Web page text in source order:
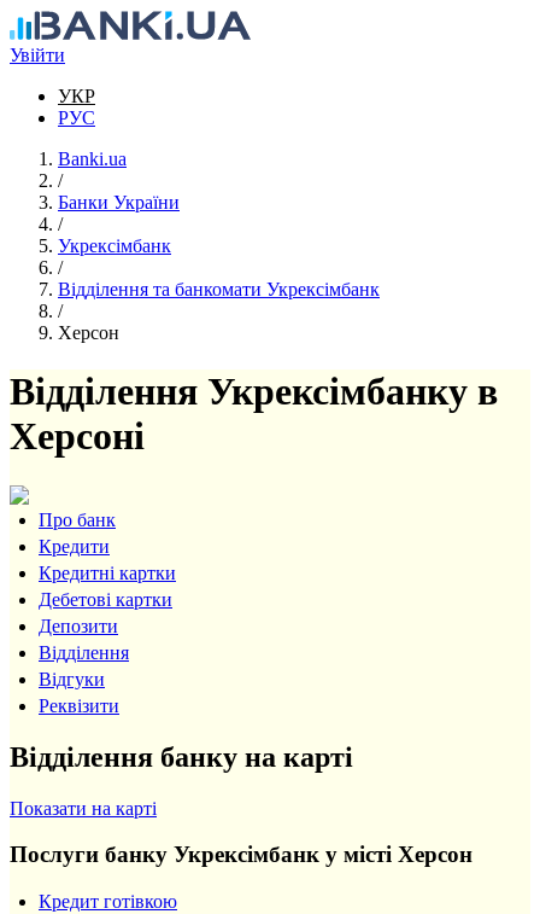
Перейти до основного вмісту
Увійти
УКР
РУС
Banki.ua
/
Банки України
/
Укрексімбанк
/
Відділення та банкомати Укрексімбанк
/
Херсон
Відділення Укрексімбанку в
Херсоні
Про банк
Кредити
Кредитні картки
Дебетові картки
Депозити
Відділення
Відгуки
Реквізити
Відділення банку на карті
Показати на карті
Послуги банку Укрексімбанк у місті Херсон
Кредит готівкою